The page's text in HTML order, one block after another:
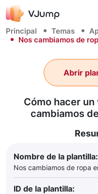
Principal Temas
Nos cambiamos de
Cómo hacer
cambiamos
Abrir
Nombre de la plantilla:
Nos cambiamos de ropa
ID de la plantilla: